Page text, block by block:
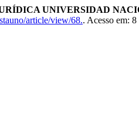
UNIVERSIDAD
article/view/68.. Acesso em: